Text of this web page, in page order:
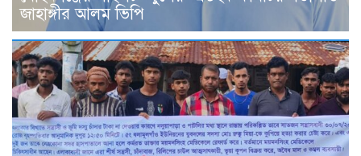
জাহাঙ্গীর আলম ভিপি